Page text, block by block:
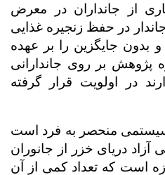
از جانداران در معرض
در حفظ زنجیره غذایی
بدون جایگزین را بر عهده
پژوهش‌ بر روی جاندارانی
در اولویت قرار گرفته
منحصر به فرد است
دریای خزر از جانوران
است که تعداد کمی از آن